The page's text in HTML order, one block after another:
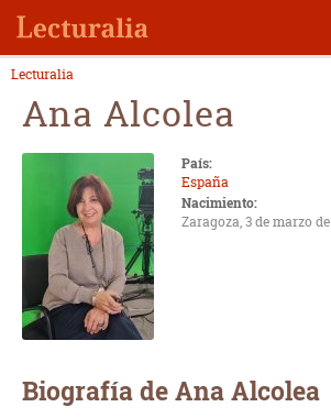
Lecturalia
Ana Alcolea
País:
España
Nacimiento:
Zaragoza, 3 de marzo de
Biografía de Ana Alcolea